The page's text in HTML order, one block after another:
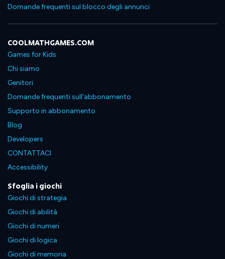
Domande frequenti sul blocco degli annunci
COOLMATHGAMES.COM
Games for Kids
Chi siamo
Genitori
Domande frequenti sull'abbonamento
Supporto in abbonamento
Blog
Developers
CONTATTACI
Accessibility
Sfoglia i giochi
Giochi di strategia
Giochi di abilità
Giochi di numeri
Giochi di logica
Giochi di memoria